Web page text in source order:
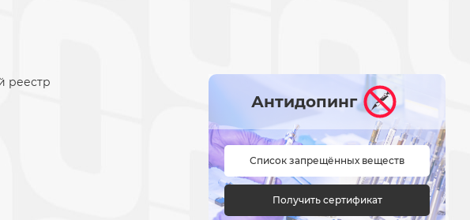
Антидопинг
Список запрещённых веществ
Получить сертификат